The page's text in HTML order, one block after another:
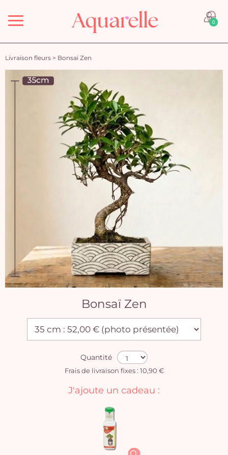
Menu 0
Livraison fleurs > Bonsaï Zen
Bonsaï Zen
Quantité
Frais de livraison fixes : 10,90 €
J'ajoute un cadeau :